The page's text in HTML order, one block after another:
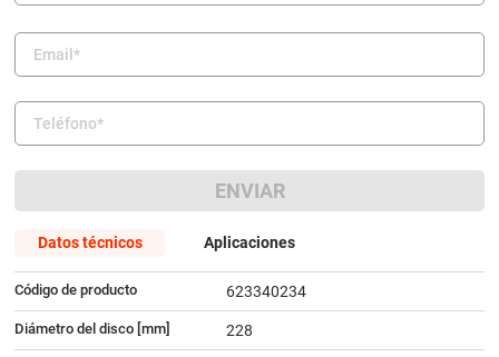
ENVIAR
Datos técnicos Aplicaciones
Código de producto 623340234
Diámetro del disco [mm] 228